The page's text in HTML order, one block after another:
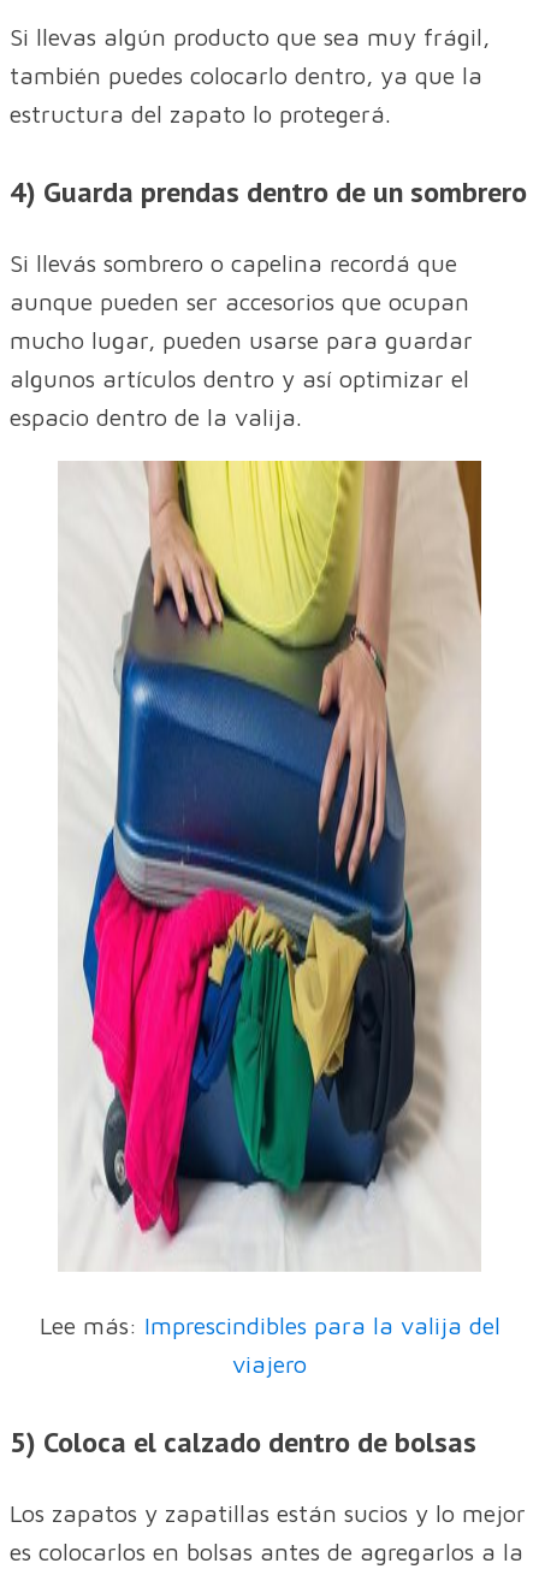
Si llevas algún producto que sea muy frágil,
también puedes colocarlo dentro, ya que la
estructura del zapato lo protegerá.
4) Guarda prendas dentro de un sombrero
Si llevás sombrero o capelina recordá que
aunque pueden ser accesorios que ocupan
mucho lugar, pueden usarse para guardar
algunos artículos dentro y así optimizar el
espacio dentro de la valija.
Lee más: Imprescindibles para la valija del
viajero
5) Coloca el calzado dentro de bolsas
Los zapatos y zapatillas están sucios y lo mejor
es colocarlos en bolsas antes de agregarlos a la